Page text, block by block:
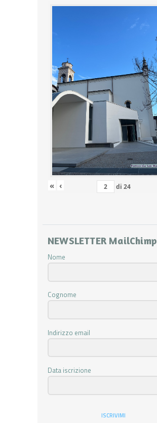
« ‹ di 24
NEWSLETTER MailChimp
Nome
Cognome
Indirizzo email
Data iscrizione
ISCRIVIMI